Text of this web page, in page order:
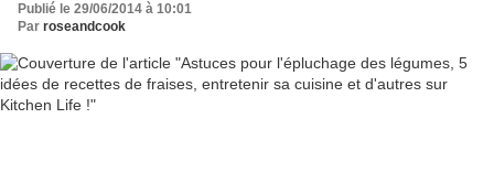
Publié le 29/06/2014 à 10:01
Par roseandcook